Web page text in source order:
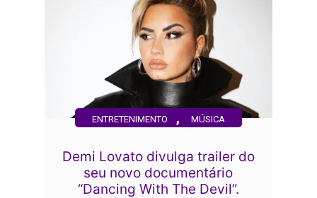
ENTRETENIMENTO , MÚSICA
Demi Lovato divulga trailer do
seu novo documentário
“Dancing With The Devil”.